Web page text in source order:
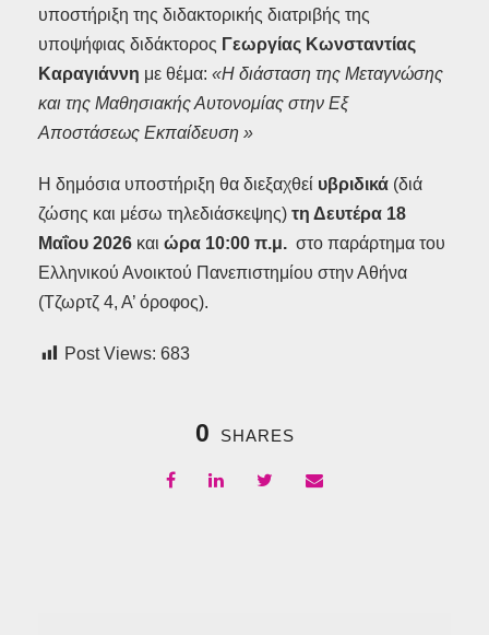
υποστήριξη της διδακτορικής διατριβής της
υποψήφιας διδάκτορος Γεωργίας Κωνσταντίας
Καραγιάννη με θέμα: «Η διάσταση της Μεταγνώσης
και της Μαθησιακής Αυτονομίας στην Εξ
Αποστάσεως Εκπαίδευση »
Η δημόσια υποστήριξη θα διεξαχθεί υβριδικά (διά
ζώσης και μέσω τηλεδιάσκεψης) τη Δευτέρα 18
Μαΐου 2026 και ώρα 10:00 π.μ. στο παράρτημα του
Ελληνικού Ανοικτού Πανεπιστημίου στην Αθήνα
(Τζωρτζ 4, Α’ όροφος).
Post Views: 683
0 SHARES